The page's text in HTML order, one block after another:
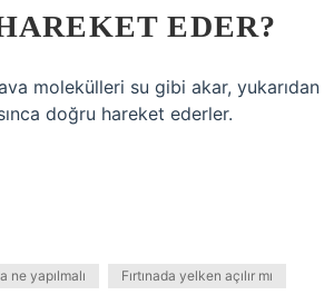
EDER?
molekülleri su gibi akar, yukarıdan
doğru hareket ederler.
ne yapılmalı Fırtınada yelken açılır mı